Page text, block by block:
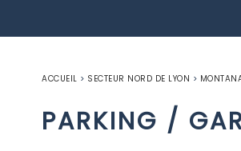
ACCUEIL > SECTEUR NORD DE LYON >
PARKING /